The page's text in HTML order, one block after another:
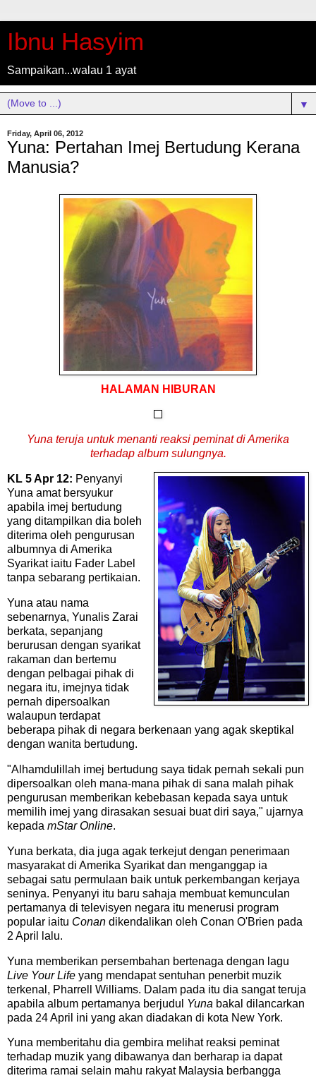
Ibnu Hasyim
Sampaikan...walau 1 ayat
▼
Friday, April 06, 2012
Yuna: Pertahan Imej Bertudung Kerana
Manusia?
HALAMAN HIBURAN
Yuna teruja untuk menanti reaksi peminat di Amerika
terhadap album sulungnya.
K L 5 Apr 12: Penyanyi
Yuna amat bersyukur
apabila imej bertudung
yang ditampilkan dia boleh
diterima oleh pengurusan
albumnya di Amerika
Syarikat iaitu Fader Label
tanpa sebarang pertikaian.
Yuna atau nama
sebenarnya, Yunalis Zarai
berkata, sepanjang
berurusan dengan syarikat
rakaman dan bertemu
dengan pelbagai pihak di
negara itu, imejnya tidak
pernah dipersoalkan
walaupun terdapat
beberapa pihak di negara berkenaan yang agak skeptikal
dengan wanita bertudung.
"Alhamdulillah imej bertudung saya tidak pernah sekali pun
dipersoalkan oleh mana-mana pihak di sana malah pihak
pengurusan memberikan kebebasan kepada saya untuk
memilih imej yang dirasakan sesuai buat diri saya," ujarnya
kepada mStar Online.
Yuna berkata, dia juga agak terkejut dengan penerimaan
masyarakat di Amerika Syarikat dan menganggap ia
sebagai satu permulaan baik untuk perkembangan kerjaya
seninya. Penyanyi itu baru sahaja membuat kemunculan
pertamanya di televisyen negara itu menerusi program
popular iaitu Conan dikendalikan oleh Conan O'Brien pada
2 April lalu.
Yuna memberikan persembahan bertenaga dengan lagu
Live Your Life yang mendapat sentuhan penerbit muzik
terkenal, Pharrell Williams. Dalam pada itu dia sangat teruja
apabila album pertamanya berjudul Yuna bakal dilancarkan
pada 24 April ini yang akan diadakan di kota New York.
Yuna memberitahu dia gembira melihat reaksi peminat
terhadap muzik yang dibawanya dan berharap ia dapat
diterima ramai selain mahu rakyat Malaysia berbangga